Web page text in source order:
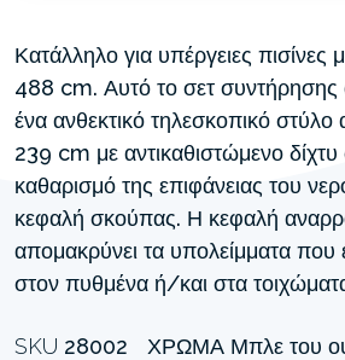
Κατάλληλο για υπέργειες πισίνες
488 cm. Αυτό το σετ συντήρησης
ένα ανθεκτικό τηλεσκοπικό στύλο
239 cm με αντικαθιστώμενο
καθαρισμό της επιφάνειας του
κεφαλή σκούπας. Η κεφαλή
απομακρύνει τα υπολείμματα που
στον πυθμένα ή/και στα
SKU 28002 ΧΡΏΜΑ Μπλε του